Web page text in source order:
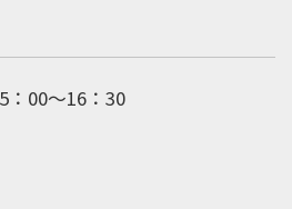
00～16：30